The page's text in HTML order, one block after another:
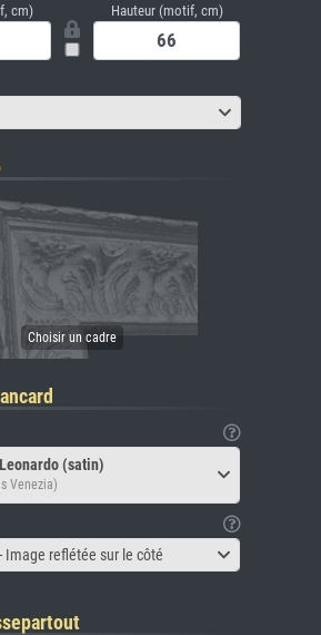
cm) Hauteur (motif, cm)
(satin)
Venezia)
Image reflétée sur le côté